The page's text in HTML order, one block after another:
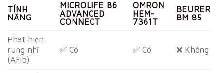
TÍNH
NĂNG
MICROLIFE B6
ADVANCED
CONNECT
OMRON
HEM-
7361T
BEURER
BM 85
Phát hiện
rung nhĩ
(AFib)
✅ Có ✅ Có ❌ Không